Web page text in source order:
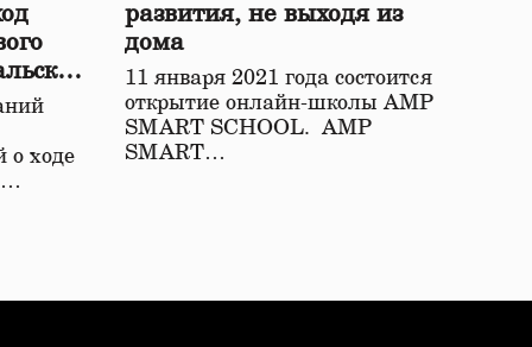
о ходе
развития, не выходя из
дома
11 января 2021 года состоится
открытие онлайн-школы АМР
SMART SCHOOL. АМР
SMART…